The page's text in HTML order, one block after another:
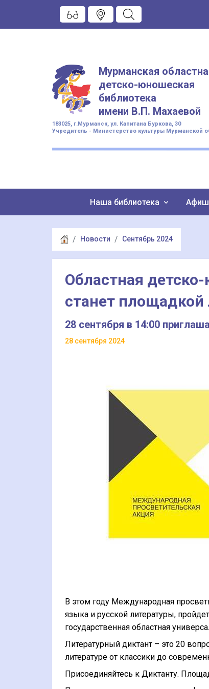
Мурманская
детско-юношеская
библиотека
имени В.П. Махаевой
183025, г.Мурманск, ул. Капитана Буркова, 30
Учредитель - Министерство культуры Мурманской
Наша библиотека
Новости Сентябрь 2024
Областная
станет площадкой
28 сентября в 14:00
28 сентября 2024
В этом году Международная
языка и русской литературы,
государственная областная
Литературный диктант – это 20
литературе от классики до
Присоединяйтесь к Диктанту.